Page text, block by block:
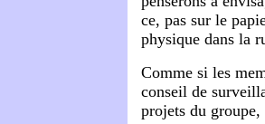
ce, pas sur le
physique dans la
Comme si les
conseil de
projets du